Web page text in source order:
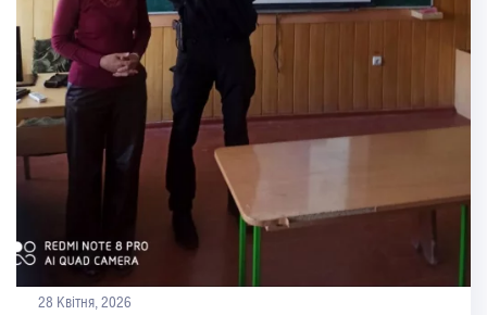
28 Квітня, 2026